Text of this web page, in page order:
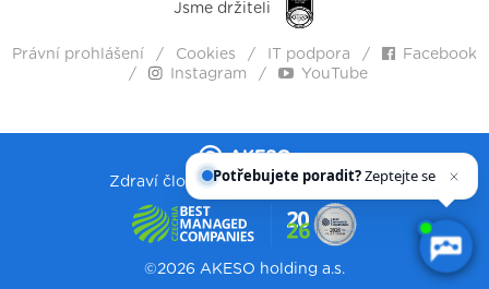
Jsme držiteli
Právní prohlášení Cookies IT podpora
Facebook
Instagram
YouTube
Zdraví člověka. Lidskost. Vstřícnost.
©2026 AKESO holding a.s.
Potřebujete poradit?Zeptejte se našeho
asistenta Che